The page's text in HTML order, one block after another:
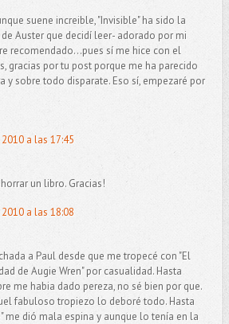
suene increible, "Invisible" ha sido la
Auster que decidí leer- adorado por mi
recomendado...pues sí me hice con el
gracias por tu post porque me ha parecido
y sobre todo disparate. Eso sí, empezaré por
a las 17:45
un libro. Gracias!
a las 18:08
a Paul desde que me tropecé con "El
de Augie Wren" por casualidad. Hasta
me habia dado pereza, no sé bien por que.
fabuloso tropiezo lo deboré todo. Hasta
me dió mala espina y aunque lo tenía en la